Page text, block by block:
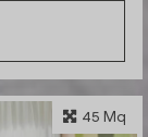
45 Mq